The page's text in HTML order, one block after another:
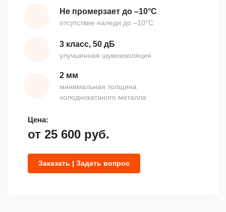
Не промерзает до –10°С
отсутствие наледи до –10°С
3 класс, 50 дБ
улучшенная шумоизоляция
2 мм
минимальная толщина
холоднокатаного металла
Цена:
от 25 600 руб.
Заказать | Задать вопрос